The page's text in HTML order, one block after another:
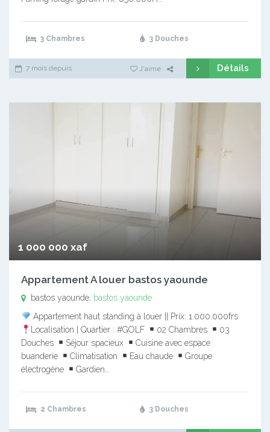
3 Chambres 3 Douches
7 mois depuis J'aime Détails
1 000 000 xaf
Appartement A louer bastos yaounde
bastos yaounde, bastos yaounde
Appartement haut standing à louer || Prix: 1.000.000frs
Localisation | Quartier : #GOLF
02 Chambres
03
Douches
Séjour spacieux
Cuisine avec espace
buanderie
Climatisation Eau chaude
Groupe
électrogène
Gardien…
2 Chambres 3 Douches